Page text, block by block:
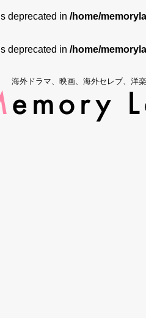
deprecated in /home/
deprecated in /home/
海外ドラマ、映画、海外セレブ、洋